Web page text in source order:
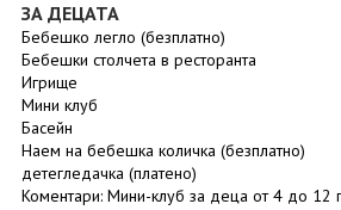
ЗА ДЕЦАТА
Бебешко легло (безплатно)
Бебешки столчета в ресторанта
Игрище
Мини клуб
Басейн
Наем на бебешка количка (безплатно)
детегледачка (платено)
Коментари: Мини-клуб за деца от 4 до 12